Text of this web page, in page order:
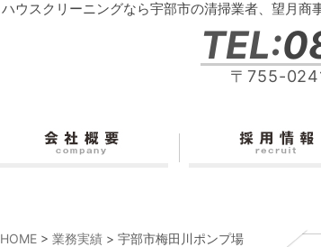
ハウスクリーニングなら宇部市の清掃業者、望月商
TEL:
〒755-
HOME > 業務実績 > 宇部市梅田川ポンプ場